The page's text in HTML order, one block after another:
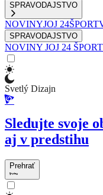
SPRAVODAJSTVO
NOVINYJOJ 24ŠPORT
SPRAVODAJSTVO
NOVINY JOJ 24 ŠPORT
Svetlý Dizajn
Sledujte svoje
aj v predstihu
Prehrať